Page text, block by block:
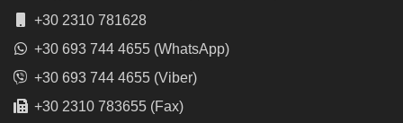
+30 2310 781628
+30 693 744 4655 (WhatsApp)
+30 693 744 4655 (Viber)
+30 2310 783655 (Fax)